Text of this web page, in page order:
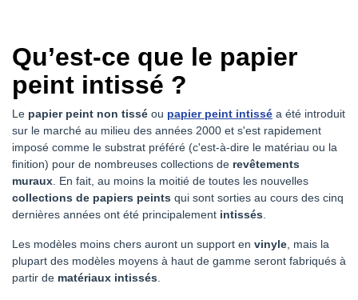
Qu’est-ce que le papier
peint intissé ?
Le papier peint non tissé ou papier peint intissé a été introduit
sur le marché au milieu des années 2000 et s'est rapidement
imposé comme le substrat préféré (c'est-à-dire le matériau ou la
finition) pour de nombreuses collections de revêtements
muraux. En fait, au moins la moitié de toutes les nouvelles
collections de papiers peints qui sont sorties au cours des cinq
dernières années ont été principalement intissés.
Les modèles moins chers auront un support en vinyle, mais la
plupart des modèles moyens à haut de gamme seront fabriqués à
partir de matériaux intissés.